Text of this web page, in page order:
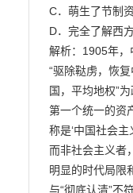
C．萌生了节制
D．完全了解西
解析：1905年，
“驱除鞑虏，恢
国，平均地权”
第一个统一的资
称是‘中国社会主
而非社会主义者
明显的时代局限
与“彻底认清”不